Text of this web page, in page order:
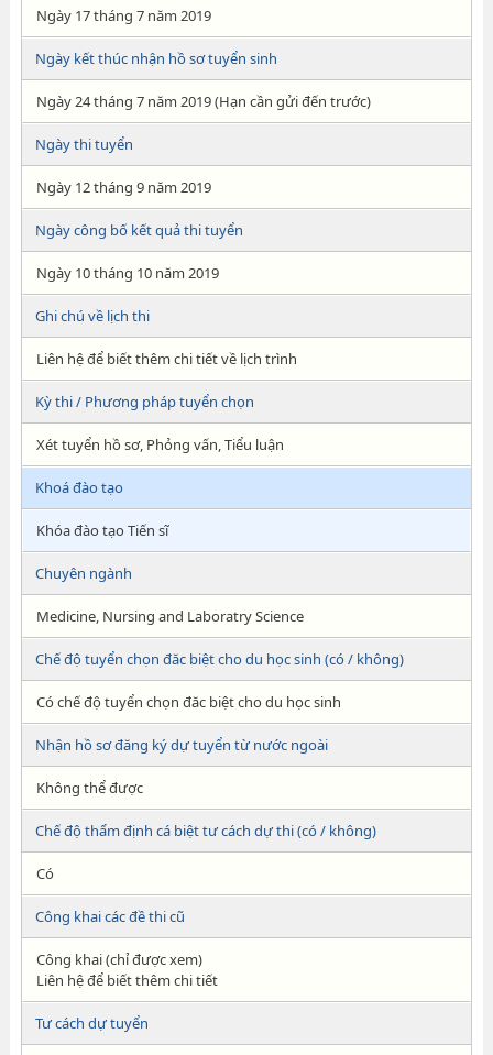
Ngày 17 tháng 7 năm 2019
Ngày kết thúc nhận hồ sơ tuyển sinh
Ngày 24 tháng 7 năm 2019 (Hạn cần gửi đến trước)
Ngày thi tuyển
Ngày 12 tháng 9 năm 2019
Ngày công bố kết quả thi tuyển
Ngày 10 tháng 10 năm 2019
Ghi chú về lịch thi
Liên hệ để biết thêm chi tiết về lịch trình
Kỳ thi / Phương pháp tuyển chọn
Xét tuyển hồ sơ, Phỏng vấn, Tiểu luận
Khoá đào tạo
Khóa đào tạo Tiến sĩ
Chuyên ngành
Medicine, Nursing and Laboratry Science
Chế độ tuyển chọn đăc biệt cho du học sinh (có / không)
Có chế độ tuyển chọn đăc biệt cho du học sinh
Nhận hồ sơ đăng ký dự tuyển từ nước ngoài
Không thể được
Chế độ thẩm định cá biệt tư cách dự thi (có / không)
Có
Công khai các đề thi cũ
Công khai (chỉ được xem)
Liên hệ để biết thêm chi tiết
Tư cách dự tuyển